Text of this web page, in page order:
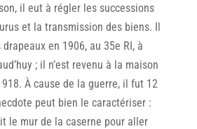
il eut à régler les successions
et la transmission des biens. Il
en 1906, au 35e RI, à
; il n’est revenu à la maison
À cause de la guerre, il fut 12
peut bien le caractériser :
le mur de la caserne pour aller